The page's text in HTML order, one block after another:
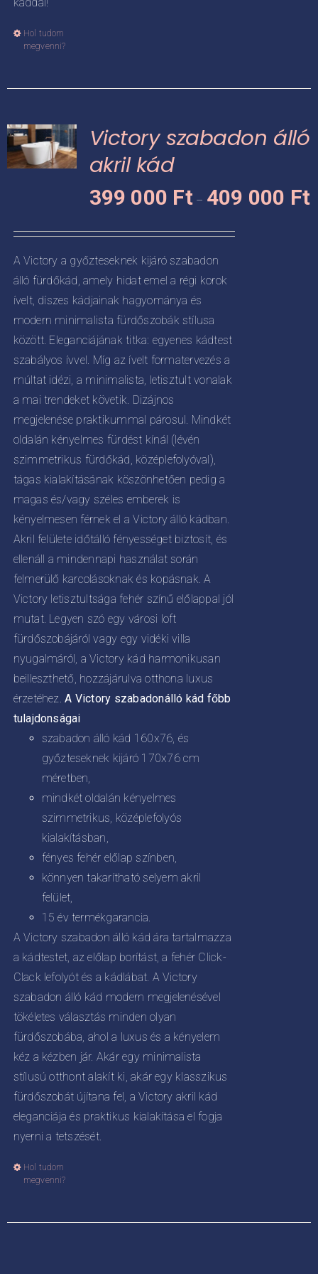
Hol tudom
megvenni?
van.
A
változatok
a
választhatók
ki
Victory szabadon álló
akril kád
399 000 Ft – 409 000 Ft
A Victory a győzteseknek kijáró szabadon
álló fürdőkád, amely hidat emel a régi korok
ívelt, díszes kádjainak hagyománya és
modern minimalista fürdőszobák stílusa
között. Eleganciájának titka: egyenes kádtest
szabályos ívvel. Míg az ívelt formatervezés a
múltat idézi, a minimalista, letisztult vonalak
a mai trendeket követik. Dizájnos
megjelenése praktikummal párosul. Mindkét
oldalán kényelmes fürdést kínál (lévén
szimmetrikus fürdőkád, középlefolyóval),
tágas kialakításának köszönhetően pedig a
magas és/vagy széles emberek is
kényelmesen férnek el a Victory álló kádban.
Akril felülete időtálló fényességet biztosít, és
ellenáll a mindennapi használat során
felmerülő karcolásoknak és kopásnak. A
Victory letisztultsága fehér színű előlappal jól
mutat. Legyen szó egy városi loft
fürdőszobájáról vagy egy vidéki villa
nyugalmáról, a Victory kád harmonikusan
beilleszthető, hozzájárulva otthona luxus
érzetéhez.A Victory szabadonálló kád főbb
tulajdonságai
szabadon álló kád 160x76, és
győzteseknek kijáró 170x76 cm
méretben,
mindkét oldalán kényelmes
szimmetrikus, középlefolyós
kialakításban,
fényes fehér előlap színben,
könnyen takarítható selyem akril
felület,
15 év termékgarancia.
A Victory szabadon álló kád ára tartalmazza
a kádtestet, az előlap borítást, a fehér Click-
Clack lefolyót és a kádlábat. A Victory
szabadon álló kád modern megjelenésével
tökéletes választás minden olyan
fürdőszobába, ahol a luxus és a kényelem
kéz a kézben jár. Akár egy minimalista
stílusú otthont alakít ki, akár egy klasszikus
fürdőszobát újítana fel, a Victory akril kád
eleganciája és praktikus kialakítása el fogja
nyerni a tetszését.
Hol tudom
megvenni?